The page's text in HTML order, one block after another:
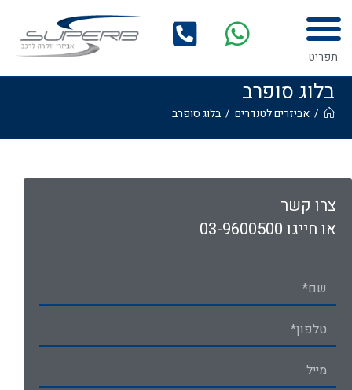
תפריט
בלוג סופרב
/ אביזרים לטנדרים / בלוג סופרב
צרו קשר
או חייגו 03-9600500